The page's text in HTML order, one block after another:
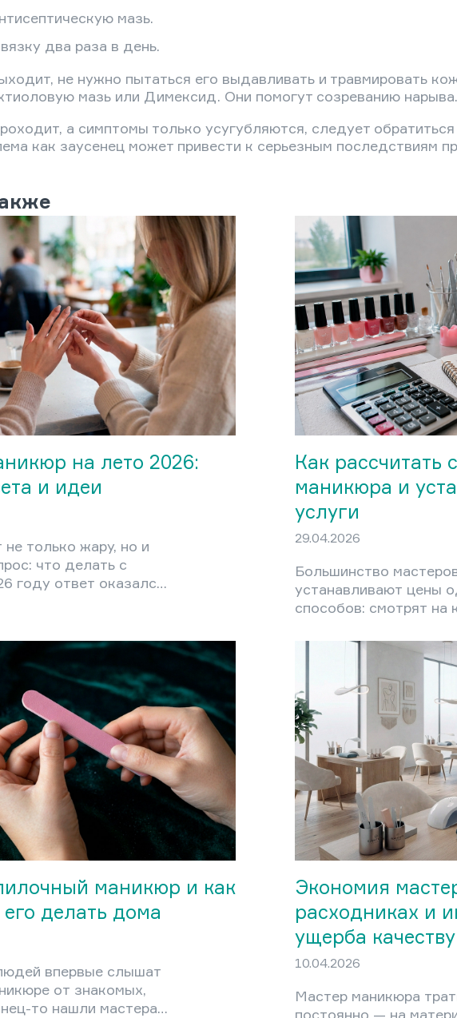
мазь.
два раза в день.
не нужно пытаться его выдавливать и травмировать
мазь или Димексид. Они помогут созреванию нарыва.
а симптомы только усугубляются, следует
как заусенец может привести к серьезным последствиям
на лето 2026:
и идеи
только жару, но и
что делать с
году ответ оказался
на каждом
принципах: чистота
и лёгкость
Как рассчитать
маникюра и
услуги
29.04.2026
Большинство
устанавливают цены
способов: смотрят на
подхода приводят к
результату — либо
недозаработку, либо к
клиентов после
повышения цен,
окружающим
тем существует
математика, которая
ценообразование из
управляемый
разберём полную
себестоимости
маникюр и как
делать дома
впервые слышат
от знакомых,
то нашли мастера,
Экономия
расходниках и
ущерба качеству
10.04.2026
Мастер маникюра
постоянно — на